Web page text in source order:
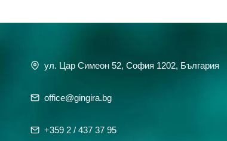
ул. Цар Симеон 52, София 1202, България
office@gingira.bg
+359 2 / 437 37 95